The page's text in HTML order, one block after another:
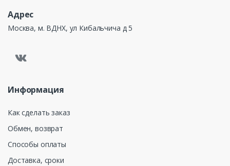
Адрес
Москва, м. ВДНХ, ул Кибальчича д 5
Информация
Как сделать заказ
Обмен, возврат
Способы оплаты
Доставка, сроки